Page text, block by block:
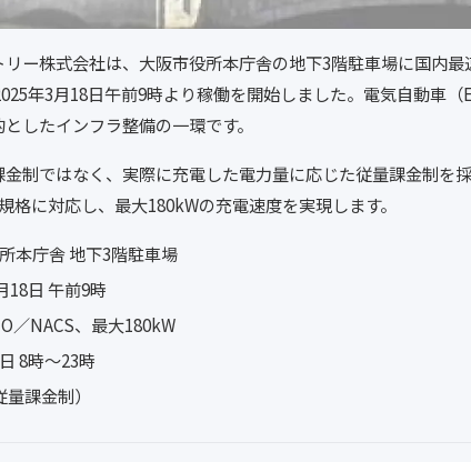
ー株式会社は、大阪市役所本庁舎の地下3階駐車場に国内最
年3月18日午前9時より稼働を開始しました。電気自動車
したインフラ整備の一環です。
制ではなく、実際に充電した電力量に応じた従量課金制を
格に対応し、最大180kWの充電速度を実現します。
本庁舎 地下3階駐車場
18日 午前9時
／NACS、最大180kW
8時～23時
課金制）